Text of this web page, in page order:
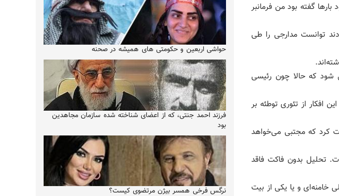
گفته بود من فرمانبر
توانست مدارجی را طی
شود که حالا چون رئیسی
افکار از تئوری توطئه بر
کرد که مجتبی می‌خواهد
تحلیل بدون فاکت فاقد
خامنه‌ای و یا یکی از بیت
حواشی اربعین و حکومتی های همیشه در صحنه
فرزند احمد جنتی، که از اعضای شناخته شده سازمان مجاهدین
بود
نرگس فرخی همسر بیژن مرتضوی کیست؟